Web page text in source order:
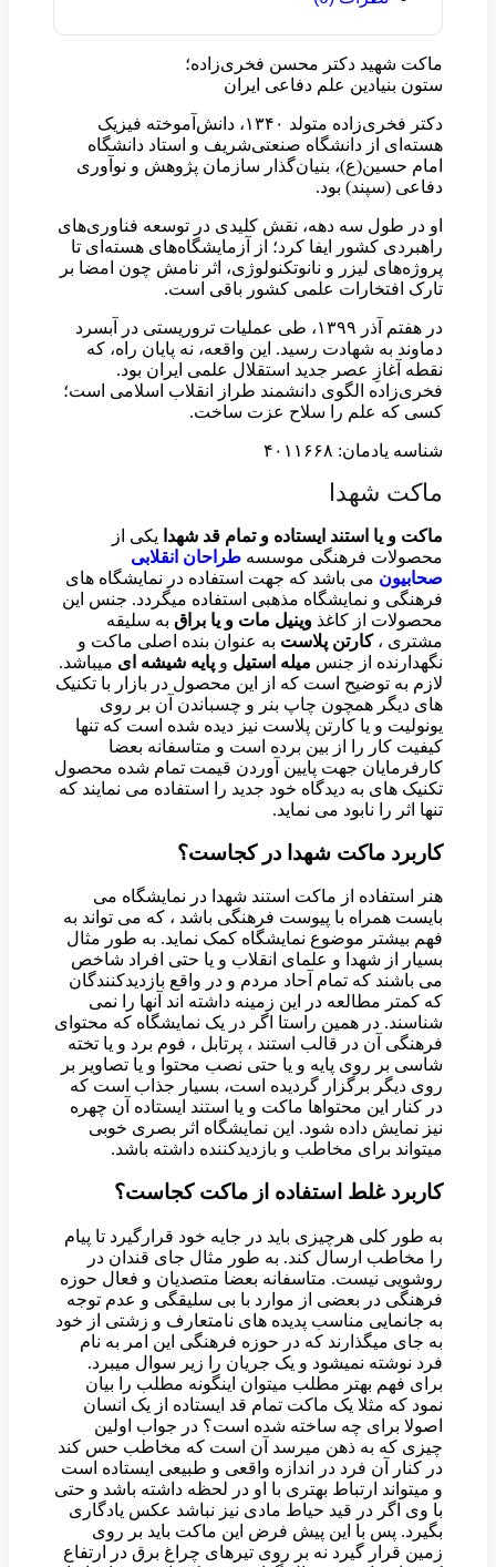
ماکت شهید دکتر محسن فخری‌زاده؛
ستون بنیادین علم دفاعی ایران
دکتر فخری‌زاده متولد ۱۳۴۰، دانش‌آموخته فیزیک
هسته‌ای از دانشگاه صنعتی‌شریف و استاد دانشگاه
امام حسین(ع)، بنیان‌گذار سازمان پژوهش و نوآوری
دفاعی (سپند) بود.
او در طول سه دهه، نقش کلیدی در توسعه فناوری‌های
راهبردی کشور ایفا کرد؛ از آزمایشگاه‌های هسته‌ای تا
پروژه‌های لیزر و نانوتکنولوژی، اثر نامش چون امضا بر
تارک افتخارات علمی کشور باقی است.
در هفتم آذر ۱۳۹۹، طی عملیات تروریستی در آبسرد
دماوند به شهادت رسید. این واقعه، نه پایان راه، که
نقطه آغازِ عصر جدید استقلال علمی ایران بود.
فخری‌زاده الگوی دانشمند طراز انقلاب اسلامی است؛
کسی که علم را سلاح عزت ساخت.
شناسه یادمان: ۴۰۱۱۶۶۸
ماکت شهدا
ماکت و یا استند ایستاده و تمام قد شهدا یکی از
محصولات فرهنگی موسسه طراحان انقلابی
صحابیون می باشد که جهت استفاده در نمایشگاه های
فرهنگی و نمایشگاه مذهبی استفاده میگردد. جنس این
محصولات از کاغذ وینیل مات و یا براق به سلیقه
مشتری ،کارتن پلاست به عنوان بنده اصلی ماکت و
نگهدارنده از جنس میله استیل و پایه شیشه ای میباشد.
لازم به توضیح است که از این محصول در بازار با تکنیک
های دیگر همچون چاپ بنر و چسباندن آن بر روی
یونولیت و یا کارتن پلاست نیز دیده شده است که تنها
کیفیت کار را از بین برده است و متاسفانه بعضا
کارفرمایان جهت پایین آوردن قیمت تمام شده محصول
تکنیک های به دیدگاه خود جدید را استفاده می نمایند که
تنها اثر را نابود می نماید.
کاربرد ماکت شهدا در کجاست؟
هنر استفاده از ماکت استند شهدا در نمایشگاه می
بایست همراه با پیوست فرهنگی باشد ، که می تواند به
فهم بیشتر موضوع نمایشگاه کمک نماید. به طور مثال
بسیار از شهدا و علمای انقلاب و یا حتی افراد شاخص
می باشند که تمام آحاد مردم و در واقع بازدیدکنندگان
که کمتر مطالعه در این زمینه داشته اند آنها را نمی
شناسند. در همین راستا اگر در یک نمایشگاه که محتوای
فرهنگی آن در قالب استند ، پرتابل ، فوم برد و یا تخته
شاسی بر روی پایه و یا حتی نصب محتوا و یا تصاویر بر
روی دیگر برگزار گردیده است، بسیار جذاب است که
در کنار این محتواها ماکت و یا استند ایستاده آن چهره
نیز نمایش داده شود. این نمایشگاه اثر بصری خوبی
میتواند برای مخاطب و بازدیدکننده داشته باشد.
کاربرد غلط استفاده از ماکت کجاست؟
به طور کلی هرچیزی باید در جایه خود قرارگیرد تا پیام
را مخاطب ارسال کند. به طور مثال جای قندان در
روشویی نیست. متاسفانه بعضا متصدیان و فعال حوزه
فرهنگی در بعضی از موارد با بی سلیقگی و عدم توجه
به جانمایی مناسب پدیده های نامتعارف و زشتی از خود
به جای میگذارند که در حوزه فرهنگی این امر به نام
فرد نوشته نمیشود و یک جریان را زیر سوال میبرد.
برای فهم بهتر مطلب میتوان اینگونه مطلب را بیان
نمود که مثلا یک ماکت تمام قد ایستاده از یک انسان
اصولا برای چه ساخته شده است؟ در جواب اولین
چیزی که به ذهن میرسد آن است که مخاطب حس کند
در کنار آن فرد در اندازه واقعی و طبیعی ایستاده است
و میتواند ارتباط بهتری با او در لحظه داشته باشد و حتی
با وی اگر در قید حیاط مادی نیز نباشد عکس یادگاری
بگیرد. پس با این پیش فرض این ماکت باید بر روی
زمین قرار گیرد نه بر روی تیرهای چراغ برق در ارتفاع